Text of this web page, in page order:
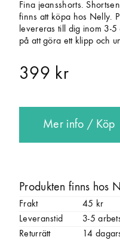
Fina jeansshorts.
finns att köpa hos Nelly.
levereras till dig inom 3-
på att göra ett klipp och
399 kr
Mer info / Köp
Produkten finns hos
Frakt
45 kr
Leveranstid
3-5
Returrätt
14